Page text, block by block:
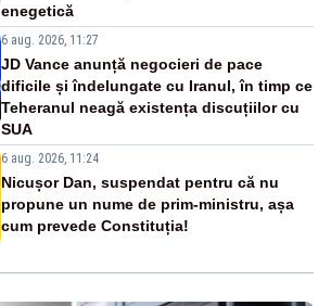
enegetică
6 aug. 2026, 11:27
JD Vance anunță negocieri de pace
dificile și îndelungate cu Iranul, în timp ce
Teheranul neagă existența discuțiilor cu
SUA
6 aug. 2026, 11:24
Nicușor Dan, suspendat pentru că nu
propune un nume de prim-ministru, așa
cum prevede Constituția!